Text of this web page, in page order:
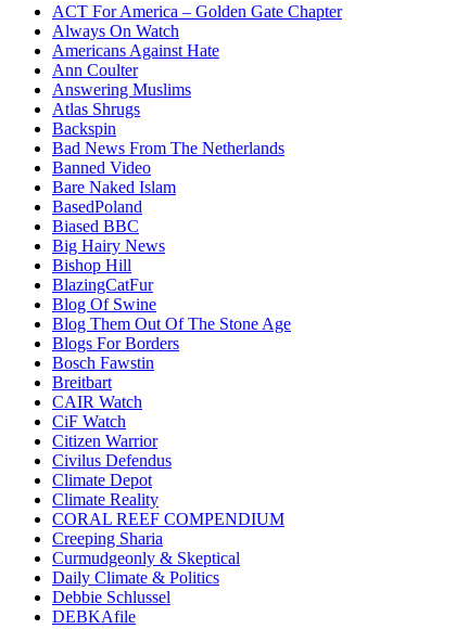
ACT For America – Golden Gate Chapter
Always On Watch
Americans Against Hate
Ann Coulter
Answering Muslims
Atlas Shrugs
Backspin
Bad News From The Netherlands
Banned Video
Bare Naked Islam
BasedPoland
Biased BBC
Big Hairy News
Bishop Hill
BlazingCatFur
Blog Of Swine
Blog Them Out Of The Stone Age
Blogs For Borders
Bosch Fawstin
Breitbart
CAIR Watch
CiF Watch
Citizen Warrior
Civilus Defendus
Climate Depot
Climate Reality
CORAL REEF COMPENDIUM
Creeping Sharia
Curmudgeonly & Skeptical
Daily Climate & Politics
Debbie Schlussel
DEBKAfile